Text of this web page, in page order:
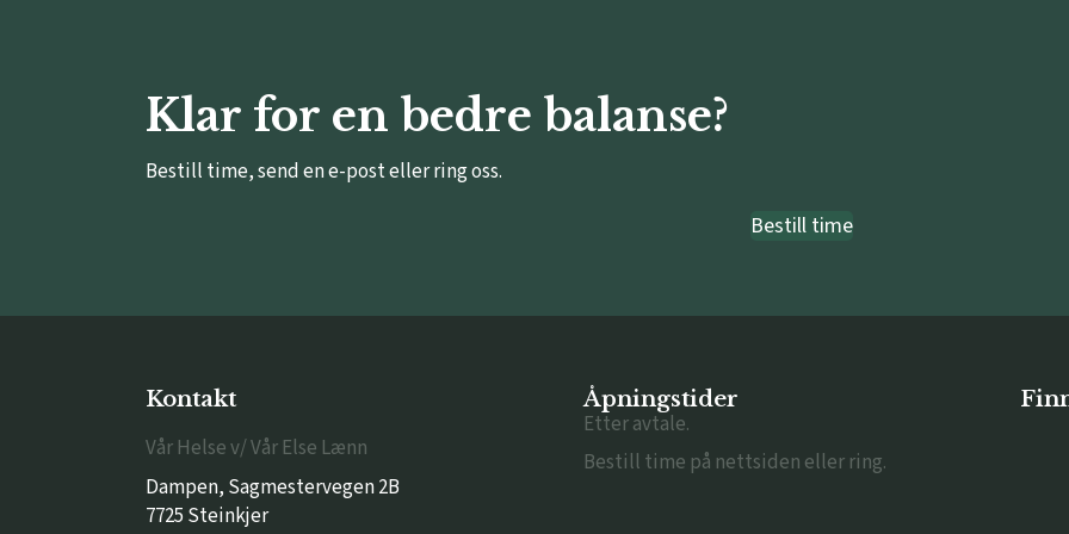
Klar for en bedre balanse?
Bestill time, send en e-post eller ring oss.
Bestill time
Kontakt
Vår Helse v/ Vår Else Lænn
Dampen, Sagmestervegen 2B
7725 Steinkjer
Åpningstider
Etter avtale.
Bestill time på nettsiden eller ring.